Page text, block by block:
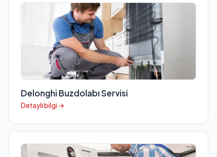
Delonghi Buzdolabı Servisi
Detaylı bilgi →